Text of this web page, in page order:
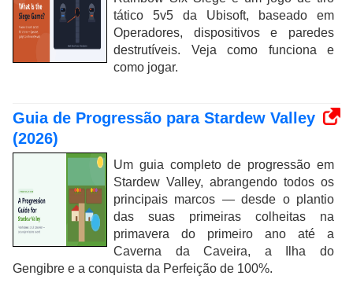
tático 5v5 da Ubisoft, baseado em
Operadores, dispositivos e paredes
destrutíveis. Veja como funciona e
como jogar.
Guia de Progressão para Stardew Valley
(2026)
Um guia completo de progressão em
Stardew Valley, abrangendo todos os
principais marcos — desde o plantio
das suas primeiras colheitas na
primavera do primeiro ano até a
Caverna da Caveira, a Ilha do
Gengibre e a conquista da Perfeição de 100%.